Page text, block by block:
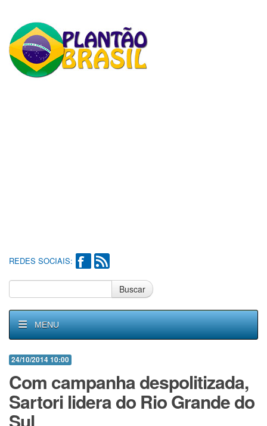
REDES SOCIAIS:
Buscar
MENU
24/10/2014 10:00
Com campanha despolitizada,
Sartori lidera do Rio Grande do